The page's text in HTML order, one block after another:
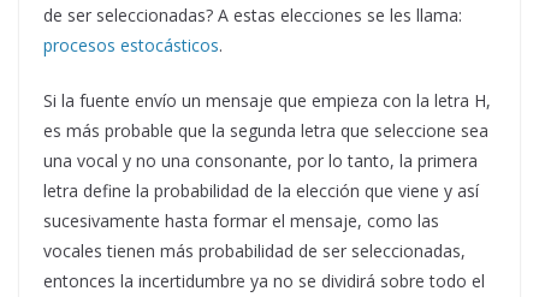
de ser seleccionadas? A estas elecciones se les llama:
procesos estocásticos.
Si la fuente envío un mensaje que empieza con la letra H,
es más probable que la segunda letra que seleccione sea
una vocal y no una consonante, por lo tanto, la primera
letra define la probabilidad de la elección que viene y así
sucesivamente hasta formar el mensaje, como las
vocales tienen más probabilidad de ser seleccionadas,
entonces la incertidumbre ya no se dividirá sobre todo el